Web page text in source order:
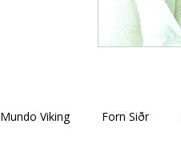
Mundo Viking Forn Siðr